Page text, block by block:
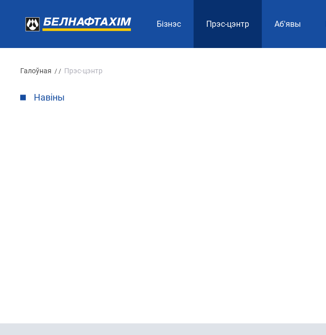
Бізнэс Прэс-цэнтр Аб'явы
Галоўная / / Прэс-цэнтр
Навіны